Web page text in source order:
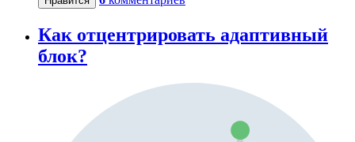
Как отцентрировать адаптивный
блок?